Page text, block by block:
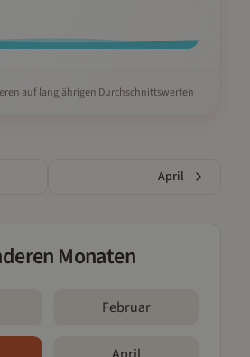
auf langjährigen Durchschnittswerten
April
Monaten
Februar